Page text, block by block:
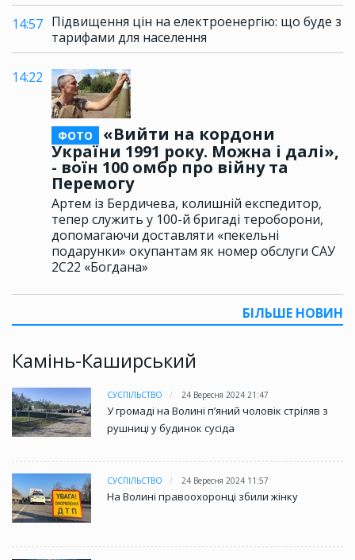
14:57 Підвищення цін на електроенергію: що буде з
тарифами для населення
14:22
ФОТО
«Вийти на кордони
України 1991 року. Можна і далі»,
- воїн 100 омбр про війну та
Перемогу
Артем із Бердичева, колишній експедитор,
тепер служить у 100-й бригаді тероборони,
допомагаючи доставляти «пекельні
подарунки» окупантам як номер обслуги САУ
2С22 «Богдана»
БІЛЬШЕ НОВИН
Камінь-Каширський
СУСПІЛЬСТВО 24 Вересня 2024 21:47
У громаді на Волині пʼяний чоловік стріляв з
рушниці у будинок сусіда
СУСПІЛЬСТВО 24 Вересня 2024 11:57
На Волині правоохоронці збили жінку